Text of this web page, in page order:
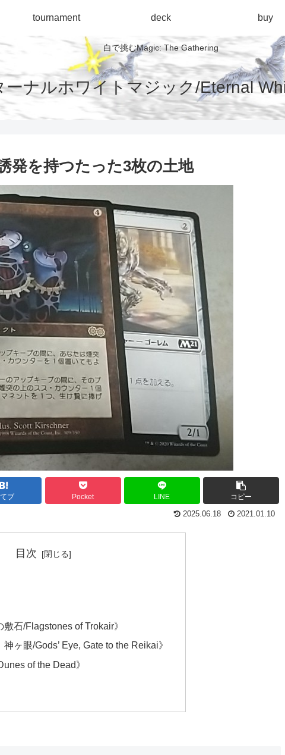
白で挑むMagic: The Gathering
ーナルホワイトマジック/Eternal
tournament deck buy
発を持つたった3枚の土地
ブ Pocket LINE コピー
2025.06.18 2021.01.10
目次
石/Flagstones of Trokair》
ヶ眼/Gods’ Eye, Gate to the Reikai》
of the Dead》